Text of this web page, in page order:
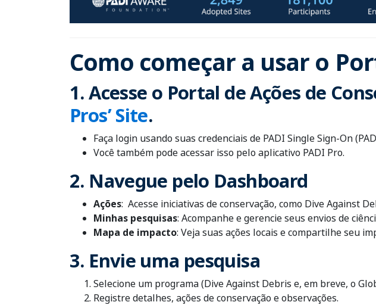
Como começar a usar o
1.Acesse o Portal de Ações de
Pros’ Site.
Faça login usando suas credenciais de PADI Single Sign-On
Você também pode acessar isso pelo aplicativo PADI Pro.
2. Navegue pelo Dashboard
Ações: Acesse iniciativas de conservação, como Dive Against
Minhas pesquisas: Acompanhe e gerencie seus envios de
Mapa de impacto: Veja suas ações locais e compartilhe seu
3. Envie uma pesquisa
Selecione um programa (Dive Against Debris e, em breve, o
Registre detalhes, ações de conservação e observações.